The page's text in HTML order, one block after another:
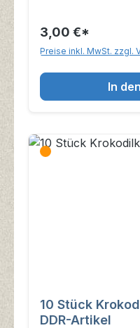
3,00 €*
Preise inkl. MwSt. zzgl.
In
10 Stück
DDR-Artikel